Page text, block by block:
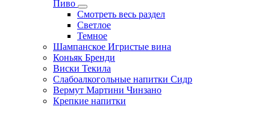
Пиво
Смотреть весь раздел
Cветлое
Темное
Шампанское Игристые вина
Коньяк Бренди
Виски Текила
Слабоалкогольные напитки Сидр
Вермут Мартини Чинзано
Крепкие напитки